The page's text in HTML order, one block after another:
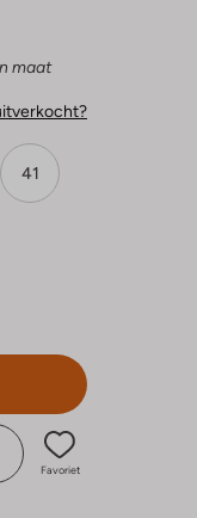
maat
41
Favoriet